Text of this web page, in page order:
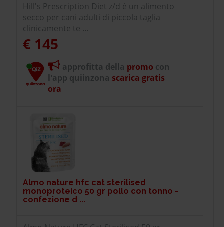
Hill's Prescription Diet z/d è un alimento
secco per cani adulti di piccola taglia
clinicamente te ...
€ 145
approfitta della promo con
l'app quiinzona scarica gratis
ora
Almo nature hfc cat sterilised
monoproteico 50 gr pollo con tonno -
confezione d ...